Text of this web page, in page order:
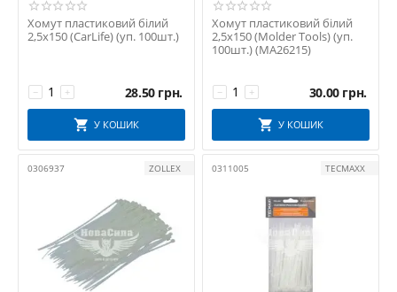
Хомут пластиковий білий
2,5х150 (CarLife) (уп. 100шт.)
+
− 28.50 грн.
У КОШИК
Хомут пластиковий білий
2,5х150 (Molder Tools) (уп.
100шт.) (MA26215)
+
− 30.00 грн.
У КОШИК
0306937 ZOLLEX 0311005 TECMAXX